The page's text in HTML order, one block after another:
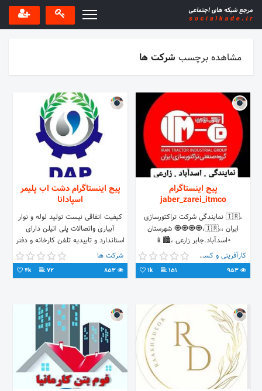
مشاهده برچسب شرکت ها
پیج اینستاگرام
jaber_zarei_itmco
،🇮🇷 نمایندگی شرکت تراکتورسازی
ایران ،،🇮🇷،🧿🧿🧿🧿 شهرستان
۰اسدآباد.جابر زارعی ،🏙️📱
09187159672،_09188159672
☎️081.33117070.33117060.33117050
کارآفرینی و کسب و کار
151
1k
پیج اینستاگرام دشت اب پلیمر
اسپادانا
کیفیت اتفاقی نیست تولید لوله و نوار
آبیاری واتصالات پلی اتیلن دارای
استاندارد و تاییدیه تلفن کارخانه و دفتر
فروش 15 الی 03146696314
09130959201 الی 4
شرکت ها
72
4k